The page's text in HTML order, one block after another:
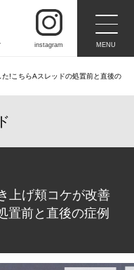
instagram MENU
!こちらAスレッドの処置前と直後の
上げ頬コケが改善
置前と直後の症例